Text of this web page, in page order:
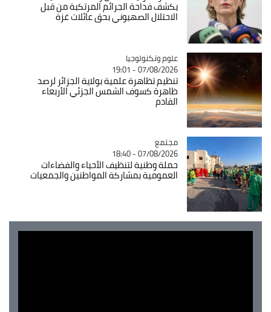
يكشف فداحة الجرائم المرتكبة من قبل
الاحتلال الصهيوني بحق عائلات غزة
Catégorie
علوم وتكنولوجيا
07/08/2026 - 19:01
تنظيم تظاهرة علمية بولاية الجزائر لرصد
ظاهرة كسوف الشمس الجزئي الأربعاء
القادم
Catégorie
مجتمع
07/08/2026 - 18:40
حملة وطنية لتنظيف الأحياء والفضاءات
العمومية بمشاركة المواطنين والجمعيات